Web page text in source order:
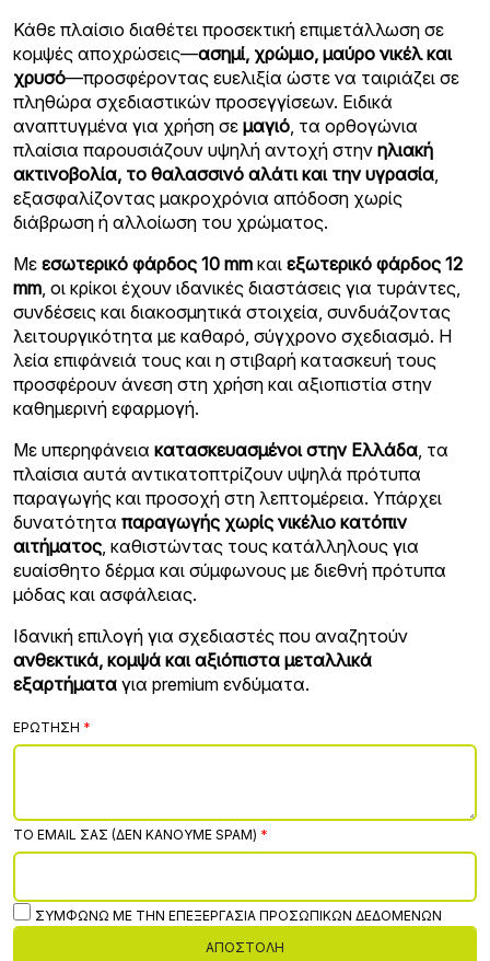
Κάθε πλαίσιο διαθέτει προσεκτική επιμετάλλωση σε
κομψές αποχρώσεις—ασημί, χρώμιο, μαύρο νικέλ και
χρυσό—προσφέροντας ευελιξία ώστε να ταιριάζει σε
πληθώρα σχεδιαστικών προσεγγίσεων. Ειδικά
αναπτυγμένα για χρήση σε μαγιό, τα ορθογώνια
πλαίσια παρουσιάζουν υψηλή αντοχή στην ηλιακή
ακτινοβολία, το θαλασσινό αλάτι και την υγρασία,
εξασφαλίζοντας μακροχρόνια απόδοση χωρίς
διάβρωση ή αλλοίωση του χρώματος.
Με εσωτερικό φάρδος 10 mm και εξωτερικό φάρδος 12
mm, οι κρίκοι έχουν ιδανικές διαστάσεις για τυράντες,
συνδέσεις και διακοσμητικά στοιχεία, συνδυάζοντας
λειτουργικότητα με καθαρό, σύγχρονο σχεδιασμό. Η
λεία επιφάνειά τους και η στιβαρή κατασκευή τους
προσφέρουν άνεση στη χρήση και αξιοπιστία στην
καθημερινή εφαρμογή.
Με υπερηφάνεια κατασκευασμένοι στην Ελλάδα, τα
πλαίσια αυτά αντικατοπτρίζουν υψηλά πρότυπα
παραγωγής και προσοχή στη λεπτομέρεια. Υπάρχει
δυνατότητα παραγωγής χωρίς νικέλιο κατόπιν
αιτήματος, καθιστώντας τους κατάλληλους για
ευαίσθητο δέρμα και σύμφωνους με διεθνή πρότυπα
μόδας και ασφάλειας.
Ιδανική επιλογή για σχεδιαστές που αναζητούν
ανθεκτικά, κομψά και αξιόπιστα μεταλλικά
εξαρτήματα για premium ενδύματα.
ΕΡΏΤΗΣΗ
ΤΟ EMAIL ΣΑΣ (ΔΕΝ ΚΆΝΟΥΜΕ SPAM)
ΣΥΜΦΩΝΏ ΜΕ ΤΗΝ ΕΠΕΞΕΡΓΑΣΊΑ ΠΡΟΣΩΠΙΚΏΝ ΔΕΔΟΜΈΝΩΝ
ΑΠΟΣΤΟΛΉ